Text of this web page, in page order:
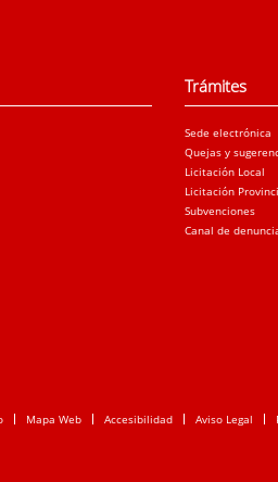
Trámites
Sede electrónica
Quejas y
Licitación Local
Licitación
Subvenciones
Canal de
Mapa Web Accesibilidad Aviso Legal